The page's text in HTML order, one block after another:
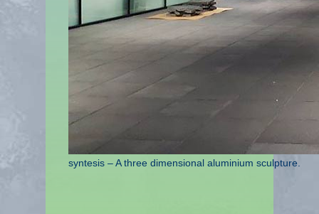
syntesis – A three dimensional aluminium sculpture.